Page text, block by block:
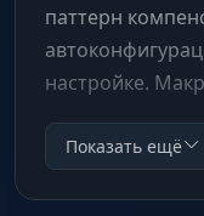
паттерн
настройке.
иПоказать ещё